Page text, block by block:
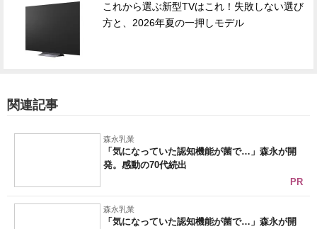
これから選ぶ新型TVはこれ！失敗しない選び
方と、2026年夏の一押しモデル
関連記事
森永乳業
「気になっていた認知機能が菌で…」森永が開
発。感動の70代続出
PR
森永乳業
「気になっていた認知機能が菌で…」森永が開